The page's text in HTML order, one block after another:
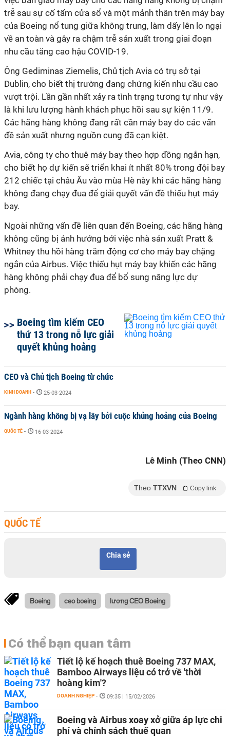
trễ sau sự cố tấm cửa sổ và một mảnh thân trên máy bay
của Boeing nổ tung giữa không trung, làm dấy lên lo ngại
về an toàn và gây ra chậm trễ sản xuất trong giai đoạn
nhu cầu tăng cao hậu COVID-19.
Ông Gediminas Ziemelis, Chủ tịch Avia có trụ sở tại
Dublin, cho biết thị trường đang chứng kiến nhu cầu cao
vượt trội. Lần gần nhất xảy ra tình trạng tương tự như vậy
là khi lưu lượng hành khách phục hồi sau sự kiện 11/9.
Các hãng hàng không đang rất cần máy bay do các vấn
đề sản xuất nhưng nguồn cung đã cạn kiệt.
Avia, công ty cho thuê máy bay theo hợp đồng ngắn hạn,
cho biết họ dự kiến sẽ triển khai ít nhất 80% trong đội bay
212 chiếc tại châu Âu vào mùa Hè này khi các hãng hàng
không đang chạy đua để giải quyết vấn đề thiếu hụt máy
bay.
Ngoài những vấn đề liên quan đến Boeing, các hãng hàng
không cũng bị ảnh hưởng bởi việc nhà sản xuất Pratt &
Whitney thu hồi hàng trăm động cơ cho máy bay chặng
ngắn của Airbus. Việc thiếu hụt máy bay khiến các hãng
hàng không phải chạy đua để bổ sung năng lực dự
phòng.
Boeing tìm kiếm CEO
thứ 13 trong nỗ lực giải
quyết khủng hoảng
CEO và Chủ tịch Boeing từ chức
KINH DOANH - 25-03-2024
Ngành hàng không bị vạ lây bởi cuộc khủng hoảng của Boeing
QUỐC TẾ - 16-03-2024
Lê Minh (Theo CNN)
Theo TTXVN Copy link
QUỐC TẾ
Chia sẻ
Boeing ceo boeing lương CEO Boeing
Có thể bạn quan tâm
Tiết lộ kế hoạch thuê Boeing 737 MAX,
Bamboo Airways liệu có trở về 'thời
hoàng kim'?
DOANH NGHIỆP - 09:35 | 15/02/2026
Boeing và Airbus xoay xở giữa áp lực chi
phí và chính sách thuế quan